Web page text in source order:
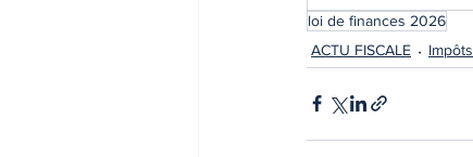
loi de finances 2026
ACTU FISCALE
Impôts